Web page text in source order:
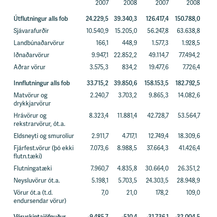
2007 2008 2007 2008
Útflutningur alls fob 24.229,5 39.340,3 126.417,4
150.788,0
Sjávarafurðir
10.540,9 15.205,0 56.247,8
63.638,8
Landbúnaðarvörur
166,1 448,9 1.577,3
1.928,5
Iðnaðarvörur
9.947,1 22.852,2 49.114,7
77.494,2
Aðrar vörur
3.575,3 834,2 19.477,6 7.726,4
Innflutningur alls fob 33.715,2 39.850,6 158.153,5
182.792,5
Matvörur og
drykkjarvörur
2.240,7 3.703,2 9.865,3 14.082,6
Hrávörur og
rekstrarvörur, ót.a.
8.323,4 11.881,4 42.728,7 53.564,7
Eldsneyti og smurolíur 2.911,7 4.717,1 12.749,4
18.309,6
Fjárfest.vörur (þó ekki
flutn.tæki)
7.073,6 8.988,5 37.664,3 41.426,4
Flutningatæki 7.960,7 4.835,8 30.664,0
26.351,2
Neysluvörur ót.a.
5.198,1 5.703,5 24.303,5
28.948,9
Vörur ót.a (t.d.
endursendar vörur)
7,0 21,0 178,2 109,0